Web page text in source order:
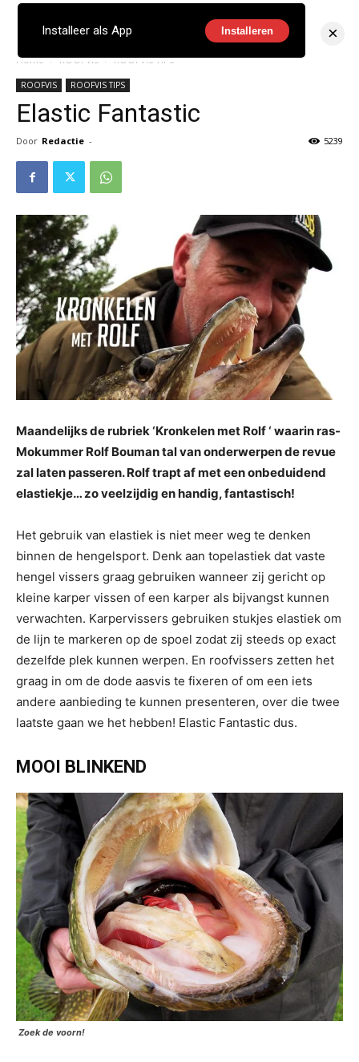
Home ROOFVIS ROOFVIS TIPS
ROOFVIS ROOFVIS TIPS
Elastic Fantastic
Door Redactie - 5239
Maandelijks de rubriek ‘Kronkelen met Rolf ‘ waarin ras-
Mokummer Rolf Bouman tal van onderwerpen de revue
zal laten passeren. Rolf trapt af met een onbeduidend
elastiekje… zo veelzijdig en handig, fantastisch!
Het gebruik van elastiek is niet meer weg te denken
binnen de hengelsport. Denk aan topelastiek dat vaste
hengel vissers graag gebruiken wanneer zij gericht op
kleine karper vissen of een karper als bijvangst kunnen
verwachten. Karpervissers gebruiken stukjes elastiek om
de lijn te markeren op de spoel zodat zij steeds op exact
dezelfde plek kunnen werpen. En roofvissers zetten het
graag in om de dode aasvis te fixeren of om een iets
andere aanbieding te kunnen presenteren, over die twee
laatste gaan we het hebben! Elastic Fantastic dus.
MOOI BLINKEND
Zoek de voorn!
Installeer als App Installeren ×